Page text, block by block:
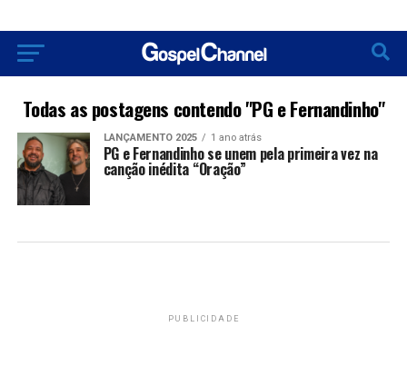
Todas as postagens contendo "PG e Fernandinho"
LANÇAMENTO 2025 1 ano atrás
PG e Fernandinho se unem pela primeira vez na
canção inédita “Oração”
PUBLICIDADE